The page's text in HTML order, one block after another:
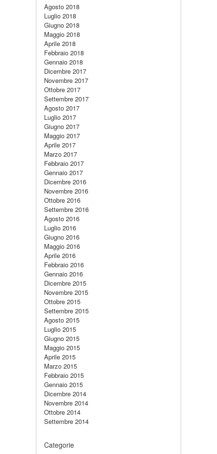
Agosto 2018
Luglio 2018
Giugno 2018
Maggio 2018
Aprile 2018
Febbraio 2018
Gennaio 2018
Dicembre 2017
Novembre 2017
Ottobre 2017
Settembre 2017
Agosto 2017
Luglio 2017
Giugno 2017
Maggio 2017
Aprile 2017
Marzo 2017
Febbraio 2017
Gennaio 2017
Dicembre 2016
Novembre 2016
Ottobre 2016
Settembre 2016
Agosto 2016
Luglio 2016
Giugno 2016
Maggio 2016
Aprile 2016
Febbraio 2016
Gennaio 2016
Dicembre 2015
Novembre 2015
Ottobre 2015
Settembre 2015
Agosto 2015
Luglio 2015
Giugno 2015
Maggio 2015
Aprile 2015
Marzo 2015
Febbraio 2015
Gennaio 2015
Dicembre 2014
Novembre 2014
Ottobre 2014
Settembre 2014
Categorie